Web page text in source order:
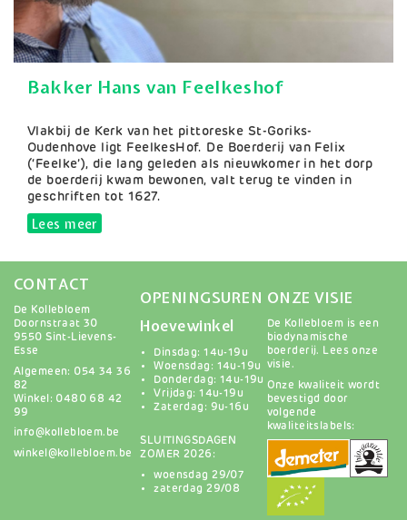
Bakker Hans van Feelkeshof
Samenvatting
Vlakbij de Kerk van het pittoreske St-Goriks-
Oudenhove ligt FeelkesHof. De Boerderij van Felix
(‘Feelke’), die lang geleden als nieuwkomer in het dorp
de boerderij kwam bewonen, valt terug te vinden in
geschriften tot 1627.
Lees meerover Bakker Hans van Feelkeshof
CONTACT
De Kollebloem
Doornstraat 30
9550 Sint-Lievens-
Esse
Algemeen: 054 34 36
82
Winkel: 0480 68 42
99
info@kollebloem.be
winkel@kollebloem.be
OPENINGSUREN
Hoevewinkel
Dinsdag: 14u-19u
Woensdag: 14u-19u
Donderdag: 14u-19u
Vrijdag: 14u-19u
Zaterdag: 9u-16u
SLUITINGSDAGEN
ZOMER 2026:
woensdag 29/07
zaterdag 29/08
ONZE VISIE
De Kollebloem is een
biodynamische
boerderij.
Lees onze
visie .
Onze kwaliteit wordt
bevestigd door
volgende
kwaliteitslabels: